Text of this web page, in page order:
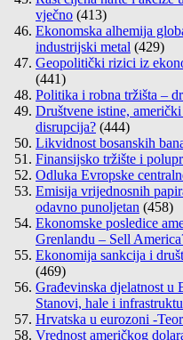
vječno (413)
Ekonomska alhemija
industrijski metal (429)
Geopolitički rizici iz
(441)
Politika i robna tržišta –
Društvene istine,
disrupcija? (444)
Likvidnost bosanskih
Finansijsko tržište i
Odluka Evropske
Emisija vrijednosnih
odavno punoljetan (458)
Ekonomske posledice
Grenlandu – Sell
Ekonomija sankcija i
(469)
Građevinska djelatnost
Stanovi, hale i
Hrvatska u eurozoni -
Vrednost američkog